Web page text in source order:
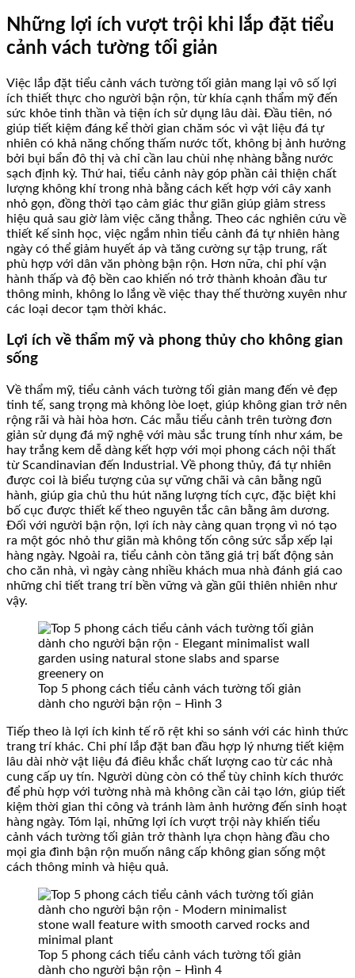
Những lợi ích vượt trội khi lắp đặt tiểu
cảnh vách tường tối giản
Việc lắp đặt tiểu cảnh vách tường tối giản mang lại vô số lợi
ích thiết thực cho người bận rộn, từ khía cạnh thẩm mỹ đến
sức khỏe tinh thần và tiện ích sử dụng lâu dài. Đầu tiên, nó
giúp tiết kiệm đáng kể thời gian chăm sóc vì vật liệu đá tự
nhiên có khả năng chống thấm nước tốt, không bị ảnh hưởng
bởi bụi bẩn đô thị và chỉ cần lau chùi nhẹ nhàng bằng nước
sạch định kỳ. Thứ hai, tiểu cảnh này góp phần cải thiện chất
lượng không khí trong nhà bằng cách kết hợp với cây xanh
nhỏ gọn, đồng thời tạo cảm giác thư giãn giúp giảm stress
hiệu quả sau giờ làm việc căng thẳng. Theo các nghiên cứu về
thiết kế sinh học, việc ngắm nhìn tiểu cảnh đá tự nhiên hàng
ngày có thể giảm huyết áp và tăng cường sự tập trung, rất
phù hợp với dân văn phòng bận rộn. Hơn nữa, chi phí vận
hành thấp và độ bền cao khiến nó trở thành khoản đầu tư
thông minh, không lo lắng về việc thay thế thường xuyên như
các loại decor tạm thời khác.
Lợi ích về thẩm mỹ và phong thủy cho không gian
sống
Về thẩm mỹ, tiểu cảnh vách tường tối giản mang đến vẻ đẹp
tinh tế, sang trọng mà không lòe loẹt, giúp không gian trở nên
rộng rãi và hài hòa hơn. Các mẫu tiểu cảnh trên tường đơn
giản sử dụng đá mỹ nghệ với màu sắc trung tính như xám, be
hay trắng kem dễ dàng kết hợp với mọi phong cách nội thất
từ Scandinavian đến Industrial. Về phong thủy, đá tự nhiên
được coi là biểu tượng của sự vững chãi và cân bằng ngũ
hành, giúp gia chủ thu hút năng lượng tích cực, đặc biệt khi
bố cục được thiết kế theo nguyên tắc cân bằng âm dương.
Đối với người bận rộn, lợi ích này càng quan trọng vì nó tạo
ra một góc nhỏ thư giãn mà không tốn công sức sắp xếp lại
hàng ngày. Ngoài ra, tiểu cảnh còn tăng giá trị bất động sản
cho căn nhà, vì ngày càng nhiều khách mua nhà đánh giá cao
những chi tiết trang trí bền vững và gần gũi thiên nhiên như
vậy.
Top 5 phong cách tiểu cảnh vách tường tối giản
dành cho người bận rộn – Hình 3
Tiếp theo là lợi ích kinh tế rõ rệt khi so sánh với các hình thức
trang trí khác. Chi phí lắp đặt ban đầu hợp lý nhưng tiết kiệm
lâu dài nhờ vật liệu đá điêu khắc chất lượng cao từ các nhà
cung cấp uy tín. Người dùng còn có thể tùy chỉnh kích thước
để phù hợp với tường nhà mà không cần cải tạo lớn, giúp tiết
kiệm thời gian thi công và tránh làm ảnh hưởng đến sinh hoạt
hàng ngày. Tóm lại, những lợi ích vượt trội này khiến tiểu
cảnh vách tường tối giản trở thành lựa chọn hàng đầu cho
mọi gia đình bận rộn muốn nâng cấp không gian sống một
cách thông minh và hiệu quả.
Top 5 phong cách tiểu cảnh vách tường tối giản
dành cho người bận rộn – Hình 4